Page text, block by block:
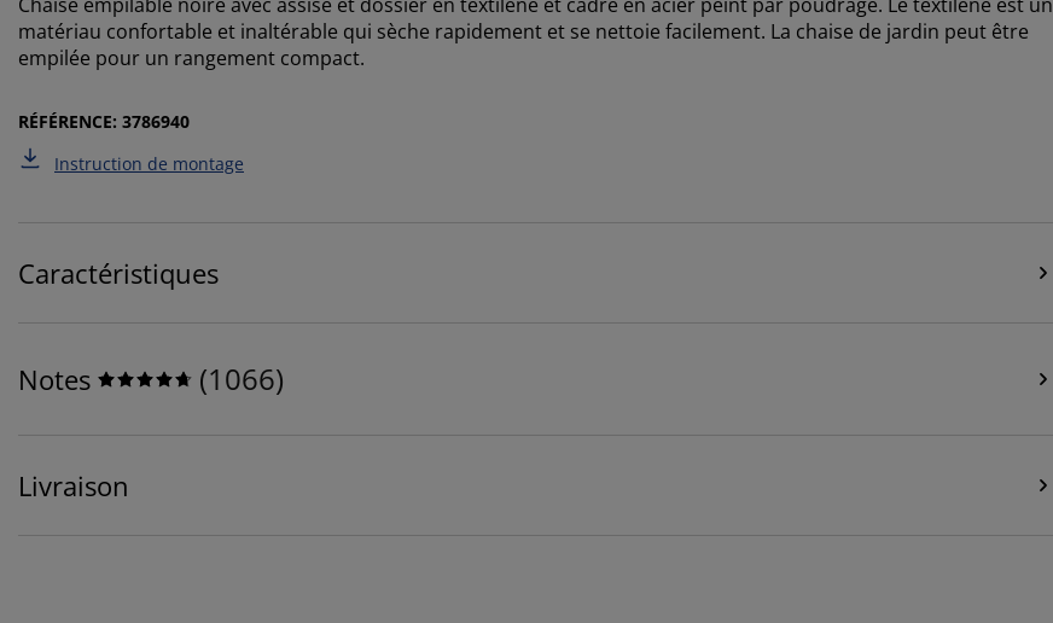
matériau confortable et inaltérable qui sèche rapidement et se nettoie facilement. La chaise de jardin peut être
empilée pour un rangement compact.
RÉFÉRENCE: 3786940
Instruction de montage
Caractéristiques
Notes (1066)
Livraison